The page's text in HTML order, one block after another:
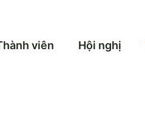
viên Hội nghị